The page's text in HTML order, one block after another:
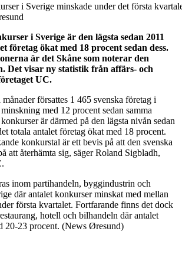
i Sverige minskade under det första
i Sverige är den lägsta sedan 2011
företag ökat med 18 procent sedan dess.
är det Skåne som noterar den
Det visar ny statistik från affärs- och
UC.
försattes 1 465 svenska företag i
med 12 procent sedan samma
är därmed på den lägsta nivån sedan
totala antalet företag ökat med 18 procent.
konkurstal är ett bevis på att den svenska
att återhämta sig, säger Roland Sigbladh,
inom partihandeln, byggindustrin och
där antalet konkurser minskat med mellan
första kvartalet. Fortfarande finns det dock
hotell och bilhandeln där antalet
20-23 procent. (News Øresund)